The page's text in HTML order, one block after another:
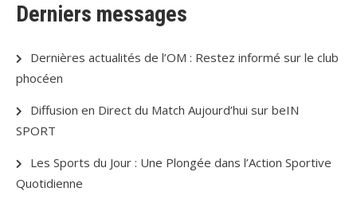
Derniers messages
Dernières actualités de l’OM : Restez informé sur le club
phocéen
Diffusion en Direct du Match Aujourd’hui sur beIN
SPORT
Les Sports du Jour : Une Plongée dans l’Action Sportive
Quotidienne